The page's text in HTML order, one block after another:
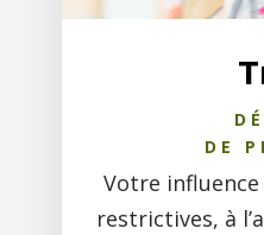
DE
Votre
restrictives, à